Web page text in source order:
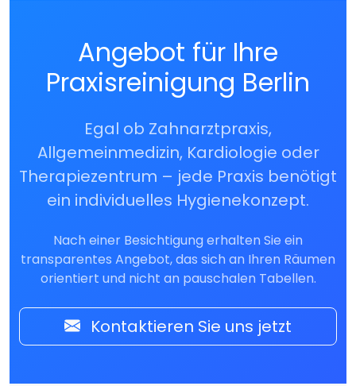
Angebot für Ihre
Praxisreinigung Berlin
Egal ob Zahnarztpraxis,
Allgemeinmedizin, Kardiologie oder
Therapiezentrum – jede Praxis benötigt
ein individuelles Hygienekonzept.
Nach einer Besichtigung erhalten Sie ein
transparentes Angebot, das sich an Ihren Räumen
orientiert und nicht an pauschalen Tabellen.
Kontaktieren Sie uns jetzt